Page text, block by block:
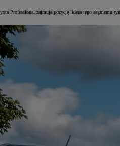
Professional zajmuje pozycję lidera tego